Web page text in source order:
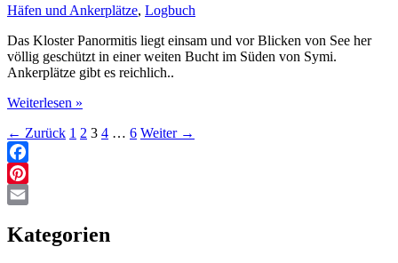
Häfen und Ankerplätze, Logbuch
Das Kloster Panormitis liegt einsam und vor Blicken von See her
völlig geschützt in einer weiten Bucht im Süden von Symi.
Ankerplätze gibt es reichlich..
Symi
zu
Besuch
bei
den
Mönchen
Kloster
Panormitis
Weiterlesen »
← Zurück 1 2 3 4 … 6 Weiter →
Facebook
Pinterest
Kategorien